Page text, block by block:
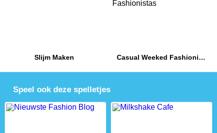
Slijm Maken Casual Weeked Fashionistas
Speel ook deze spelletjes